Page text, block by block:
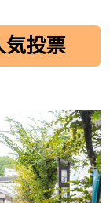
気投票